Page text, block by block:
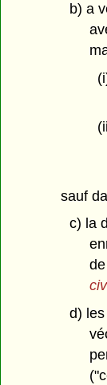
b) a
sauf
c) la
d)